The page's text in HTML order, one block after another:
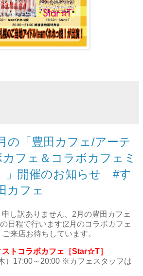
の「豊田カフェ/アーテ
フェ＆コラボカフェミ
」開催のお知らせ #す
カフェ
し訳ありません、2月の豊田カフェ
日程で行います(2月のコラボカフェ
来店お待ちしています。
トコラボカフェ［Star☆T］
）17:00～20:00 ※カフェスタッフは